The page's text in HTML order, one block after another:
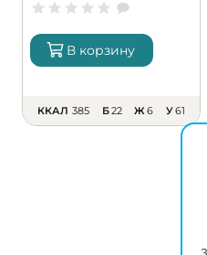
В корзину
ККАЛ 385 Б22 Ж6 У61